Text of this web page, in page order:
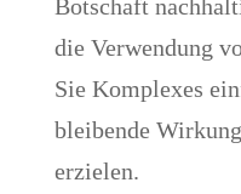
Botschaft
die Verwendung
Sie Komplexes
bleibende
erzielen.